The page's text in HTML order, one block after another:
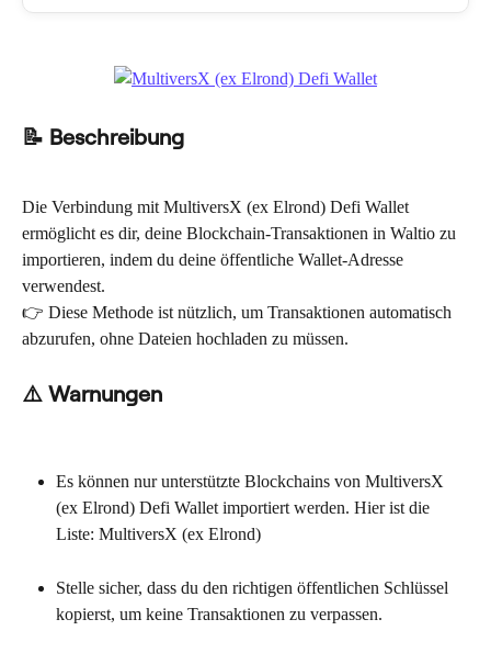
📝 Beschreibung
Die Verbindung mit MultiversX (ex Elrond) Defi Wallet
ermöglicht es dir, deine Blockchain-Transaktionen in Waltio zu
importieren, indem du deine öffentliche Wallet-Adresse
verwendest.
👉 Diese Methode ist nützlich, um Transaktionen automatisch
abzurufen, ohne Dateien hochladen zu müssen.
⚠️ Warnungen
Es können nur unterstützte Blockchains von MultiversX
(ex Elrond) Defi Wallet importiert werden. Hier ist die
Liste: MultiversX (ex Elrond)
Stelle sicher, dass du den richtigen öffentlichen Schlüssel
kopierst, um keine Transaktionen zu verpassen.